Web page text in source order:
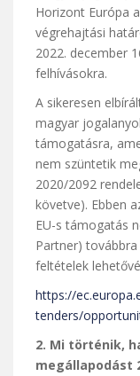
Horizont Európa
végrehajtási
2022. december
felhívásokra.
A sikeresen
magyar
támogatásra,
nem szüntetik
2020/2092
követve). Ebben
EU-s támogatás
Partner)
feltételek
https://
tenders/
2. Mi történik,
megállapodást